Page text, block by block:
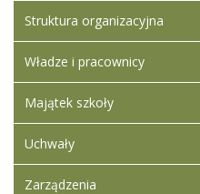
ZSL.D.271.8.2023
Struktura organizacyjna
Władze i pracownicy
Majątek szkoły
Uchwały
Zarządzenia